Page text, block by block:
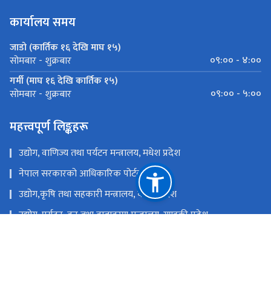
कार्यालय समय
जाडो (कार्तिक १६ देखि माघ १५)
सोमबार - शुक्रबार
०९:०० - ४:००
गर्मी (माघ १६ देखि कार्तिक १५)
सोमबार - शुक्रबार ०९:०० - ५:००
महत्त्वपूर्ण लिङ्कहरू
उद्योग, वाणिज्य तथा पर्यटन मन्त्रालय, मधेश प्रदेश
नेपाल सरकारको आधिकारिक पोर्टल
उद्योग,कृषि तथा सहकारी मन्त्रालय, कोशी प्रदेश
उद्योग, पर्यटन, वन तथा वातावरण मन्त्रालय, गण्डकी प्रदेश